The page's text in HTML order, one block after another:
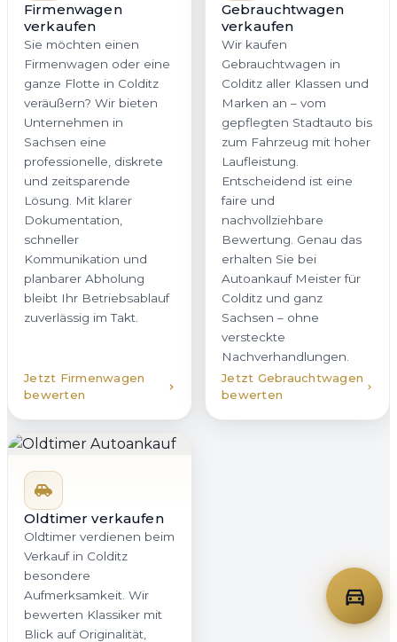
Firmenwagen
verkaufen
Sie möchten einen
Firmenwagen oder eine
ganze Flotte in Colditz
veräußern? Wir bieten
Unternehmen in
Sachsen eine
professionelle, diskrete
und zeitsparende
Lösung. Mit klarer
Dokumentation,
schneller
Kommunikation und
planbarer Abholung
bleibt Ihr Betriebsablauf
zuverlässig im Takt.
Jetzt Firmenwagen
bewerten
Gebrauchtwagen
verkaufen
Wir kaufen
Gebrauchtwagen in
Colditz aller Klassen und
Marken an – vom
gepflegten Stadtauto bis
zum Fahrzeug mit hoher
Laufleistung.
Entscheidend ist eine
faire und
nachvollziehbare
Bewertung. Genau das
erhalten Sie bei
Autoankauf Meister für
Colditz und ganz
Sachsen – ohne
versteckte
Nachverhandlungen.
Jetzt Gebrauchtwagen
bewerten
Oldtimer verkaufen
Oldtimer verdienen beim
Verkauf in Colditz
besondere
Aufmerksamkeit. Wir
bewerten Klassiker mit
Blick auf Originalität,